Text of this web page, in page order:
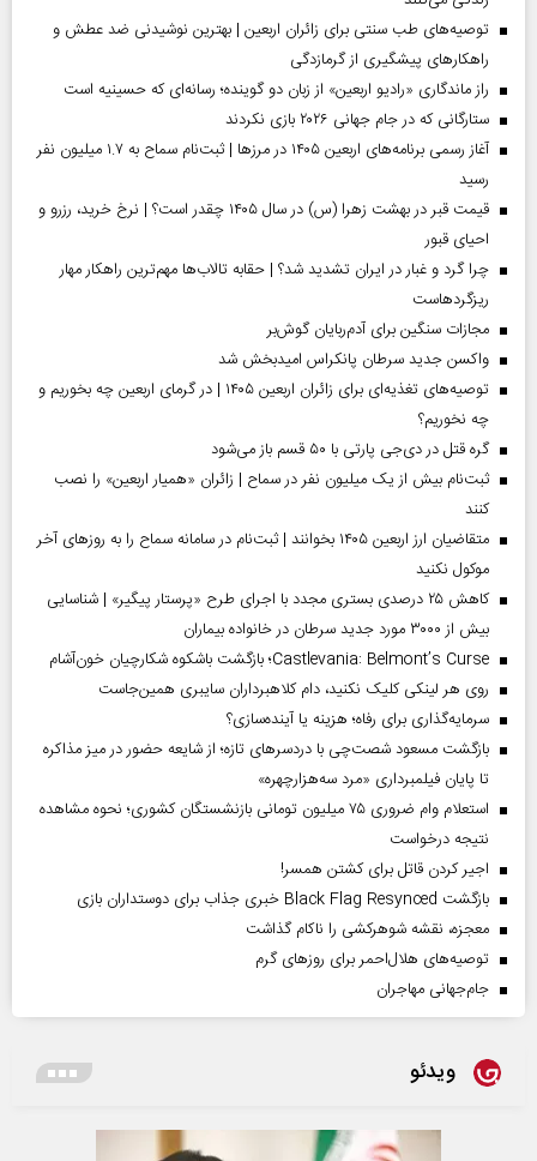
توصیه‌های طب سنتی برای زائران اربعین | بهترین نوشیدنی ضد عطش و
راهکارهای پیشگیری از گرمازدگی
راز ماندگاری «رادیو اربعین» از زبان دو گوینده؛ رسانه‌ای که حسینیه است
ستارگانی که در جام جهانی ۲۰۲۶ بازی نکردند
آغاز رسمی برنامه‌های اربعین ۱۴۰۵ در مرز‌ها | ثبت‌نام سماح به ۱.۷ میلیون نفر
رسید
قیمت قبر در بهشت زهرا (س) در سال ۱۴۰۵ چقدر است؟ | نرخ خرید، رزرو و
احیای قبور
چرا گرد و غبار در ایران تشدید شد؟ | حقابه تالاب‌ها مهم‌ترین راهکار مهار
ریزگردهاست
مجازات سنگین برای آدم‌ربایان گوش‌بر
واکسن جدید سرطان پانکراس امیدبخش شد
توصیه‌های تغذیه‌ای برای زائران اربعین ۱۴۰۵ | در گرمای اربعین چه بخوریم و
چه نخوریم؟
گره قتل در دی‌جی پارتی با ۵۰ قسم باز می‌شود
ثبت‌نام بیش از یک میلیون نفر در سماح | زائران «همیار اربعین» را نصب
کنند
متقاضیان ارز اربعین ۱۴۰۵ بخوانند | ثبت‌نام در سامانه سماح را به روز‌های آخر
موکول نکنید
کاهش ۲۵ درصدی بستری مجدد با اجرای طرح «پرستار پیگیر» | شناسایی
بیش از ۳۰۰۰ مورد جدید سرطان در خانواده بیماران
Castlevania: Belmont’s Curse؛ بازگشت باشکوه شکارچیان خون‌آشام
روی هر لینکی کلیک نکنید، دام کلاهبرداران سایبری همین‌جاست
سرمایه‌گذاری برای رفاه؛ هزینه یا آینده‌سازی؟
بازگشت مسعود شصت‌چی با دردسر‌های تازه؛ از شایعه حضور در میز مذاکره
تا پایان فیلمبرداری «مرد سه‌هزارچهره»
استعلام وام ضروری ۷۵ میلیون تومانی بازنشستگان کشوری؛ نحوه مشاهده
نتیجه درخواست
اجیر کردن قاتل برای کشتن همسر!
بازگشت Black Flag Resynced خبری جذاب برای دوستداران بازی
معجزه، نقشه شوهرکشی را ناکام گذاشت
توصیه‌های هلال‌احمر برای روز‌های گرم
جام‌جهانی مهاجران
ویدئو